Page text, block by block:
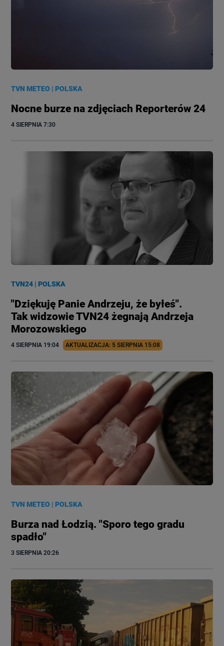
TVN METEO |POLSKA
Nocne burze na zdjęciach Reporterów 24
4 SIERPNIA 7:30
TVN24 |POLSKA
"Dziękuję Panie Andrzeju, że byłeś".
Tak widzowie TVN24 żegnają Andrzeja
Morozowskiego
4 SIERPNIA 19:04 AKTUALIZACJA: 5 SIERPNIA 15:08
TVN METEO |POLSKA
Burza nad Łodzią. "Sporo tego gradu
spadło"
3 SIERPNIA 20:26